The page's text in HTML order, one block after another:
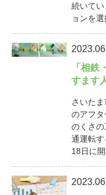
続いて
ョンを
「相
すます
さいた
のアフ
のくさ
通運転
18日に